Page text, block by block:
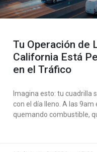
Tu Operación de
California Está
en el Tráfico
Imagina esto: tu cuadrilla
con el día lleno. A las
quemando combustible,